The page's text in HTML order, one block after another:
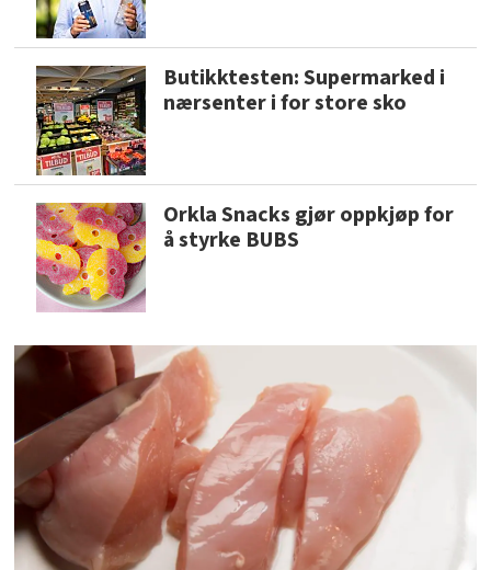
Butikktesten: Supermarked i
nærsenter i for store sko
Orkla Snacks gjør oppkjøp for
å styrke BUBS